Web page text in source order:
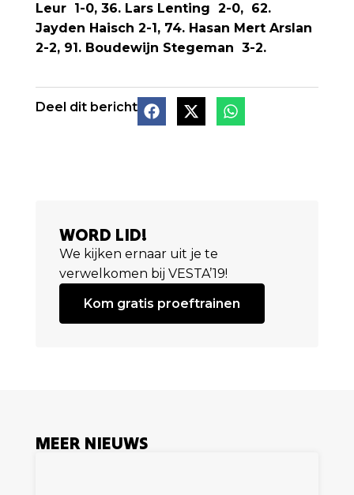
Leur 1-0, 36. Lars Lenting 2-0, 62.
Jayden Haisch 2-1, 74. Hasan Mert Arslan
2-2, 91. Boudewijn Stegeman 3-2.
Deel dit bericht
WORD LID!
We kijken ernaar uit je te
verwelkomen bij VESTA’19!
Kom gratis proeftrainen
MEER NIEUWS